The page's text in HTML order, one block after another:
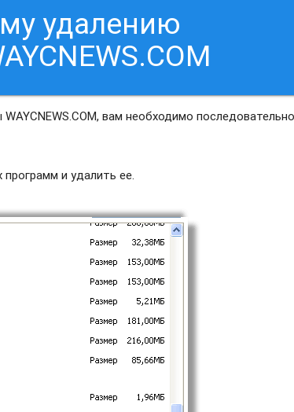
удалению
вам необходимо последовательно
программ и удалить ее.